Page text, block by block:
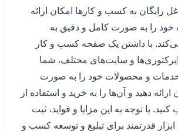
رایگان به کسب و کارها امکان ارائه
خود را به صورت کامل و دقیق به
با داشتن یک صفحه کسب و کار
و سایت‌های مختلف، شما
خدمات و محصولات خود را به صورت
دهید و آن‌ها را به خرید و استفاده از
با توجه به این مزایا و فواید، ثبت
قدرتمند برای تبلیغ و توسعه کسب و